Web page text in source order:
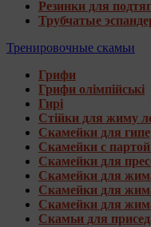
Резинки для
Трубчатые
Тренировочные скамьи
Грифи
Грифи олімпійські
Гирі
Стійки для жиму
Скамейки для
Скамейки с
Скамейки для
Скамейки для
Скамейки для
Скамейки для
Скамьи для